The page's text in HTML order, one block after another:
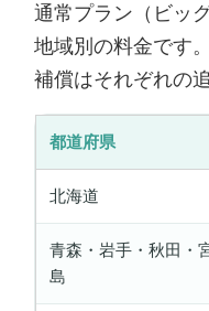
通常プラン（ビッ
地域別の料金です
補償はそれぞれの
都道府県
北海道
青森・岩手・秋田・
島